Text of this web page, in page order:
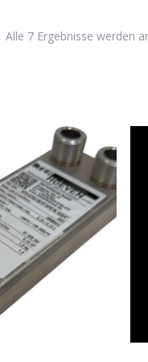
Alle 7 Ergebnisse werden